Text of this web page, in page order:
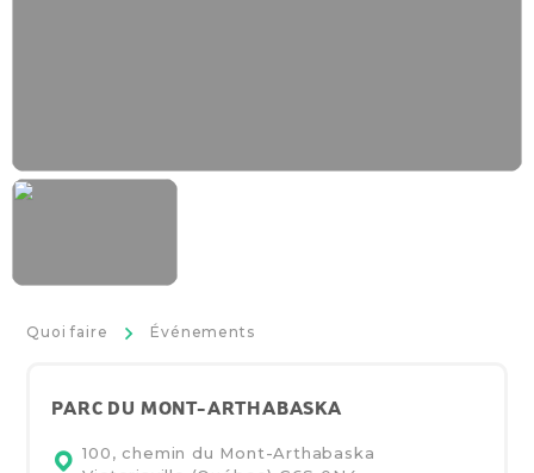
Quoi faire >
Événements
PARC DU MONT-ARTHABASKA
100, chemin du Mont-Arthabaska